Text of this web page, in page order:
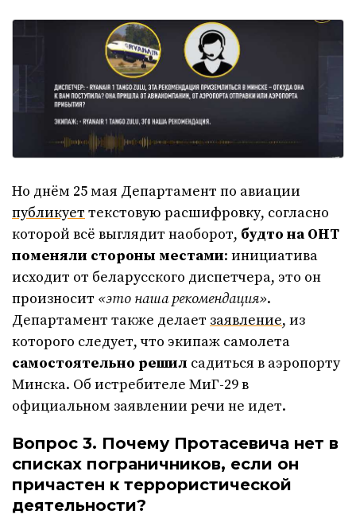
Но днём 25 мая Департамент по авиации
публикует текстовую расшифровку, согласно
которой всё выглядит наоборот, будто на ОНТ
поменяли стороны местами: инициатива
исходит от беларусского диспетчера, это он
произносит «это наша рекомендация».
Департамент также делает заявление, из
которого следует, что экипаж самолета
самостоятельно решил садиться в аэропорту
Минска. Об истребителе МиГ-29 в
официальном заявлении речи не идет.
Вопрос 3. Почему Протасевича нет в
списках пограничников, если он
причастен к террористической
деятельности?